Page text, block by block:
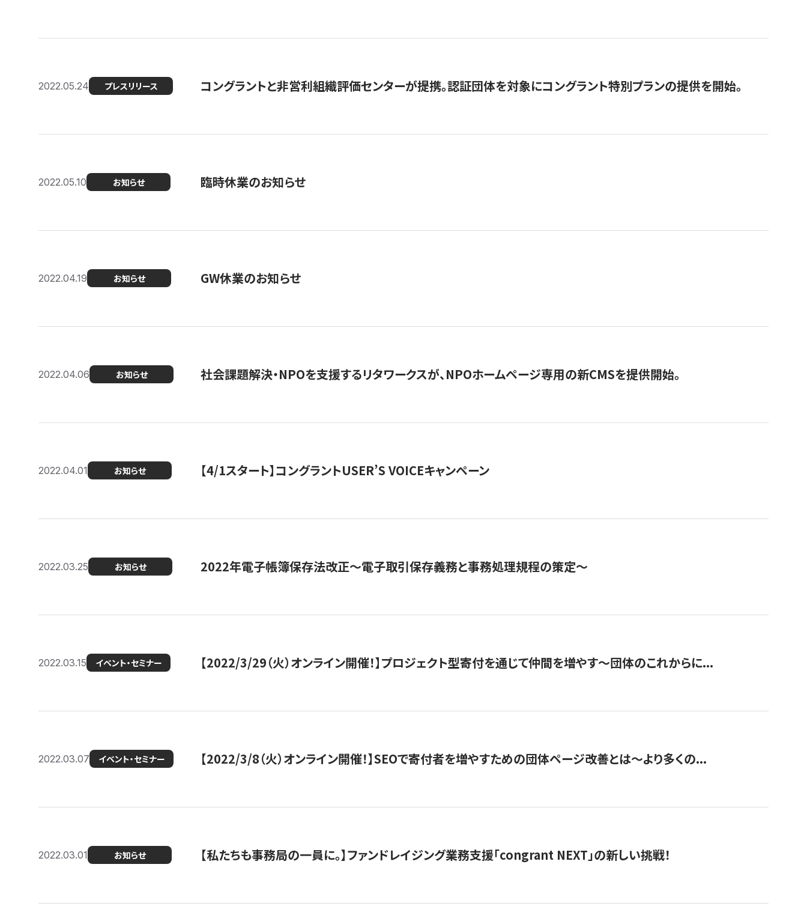
2022.05.24 プレスリリース コングラントと非営利組織評価センターが提携。認証団体を対象にコングラント特別プランの提供を開始。
2022.05.10 お知らせ 臨時休業のお知らせ
2022.04.19 お知らせ GW休業のお知らせ
2022.04.06 お知らせ 社会課題解決・NPOを支援するリタワークスが、NPOホームページ専用の新CMSを提供開始。
2022.04.01 お知らせ 【4/1スタート】コングラントUSER’S VOICEキャンペーン
2022.03.25 お知らせ 2022年電子帳簿保存法改正～電子取引保存義務と事務処理規程の策定～
2022.03.15 イベント・セミナー 【2022/3/29（火）オンライン開催！】プロジェクト型寄付を通じて仲間を増やす～団体のこれからに...
2022.03.07 イベント・セミナー 【2022/3/8（火）オンライン開催！】SEOで寄付者を増やすための団体ページ改善とは～より多くの...
2022.03.01 お知らせ 【私たちも事務局の一員に。】ファンドレイジング業務支援「congrant NEXT」の新しい挑戦！